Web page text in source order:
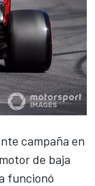
campaña en
de baja
funcionó